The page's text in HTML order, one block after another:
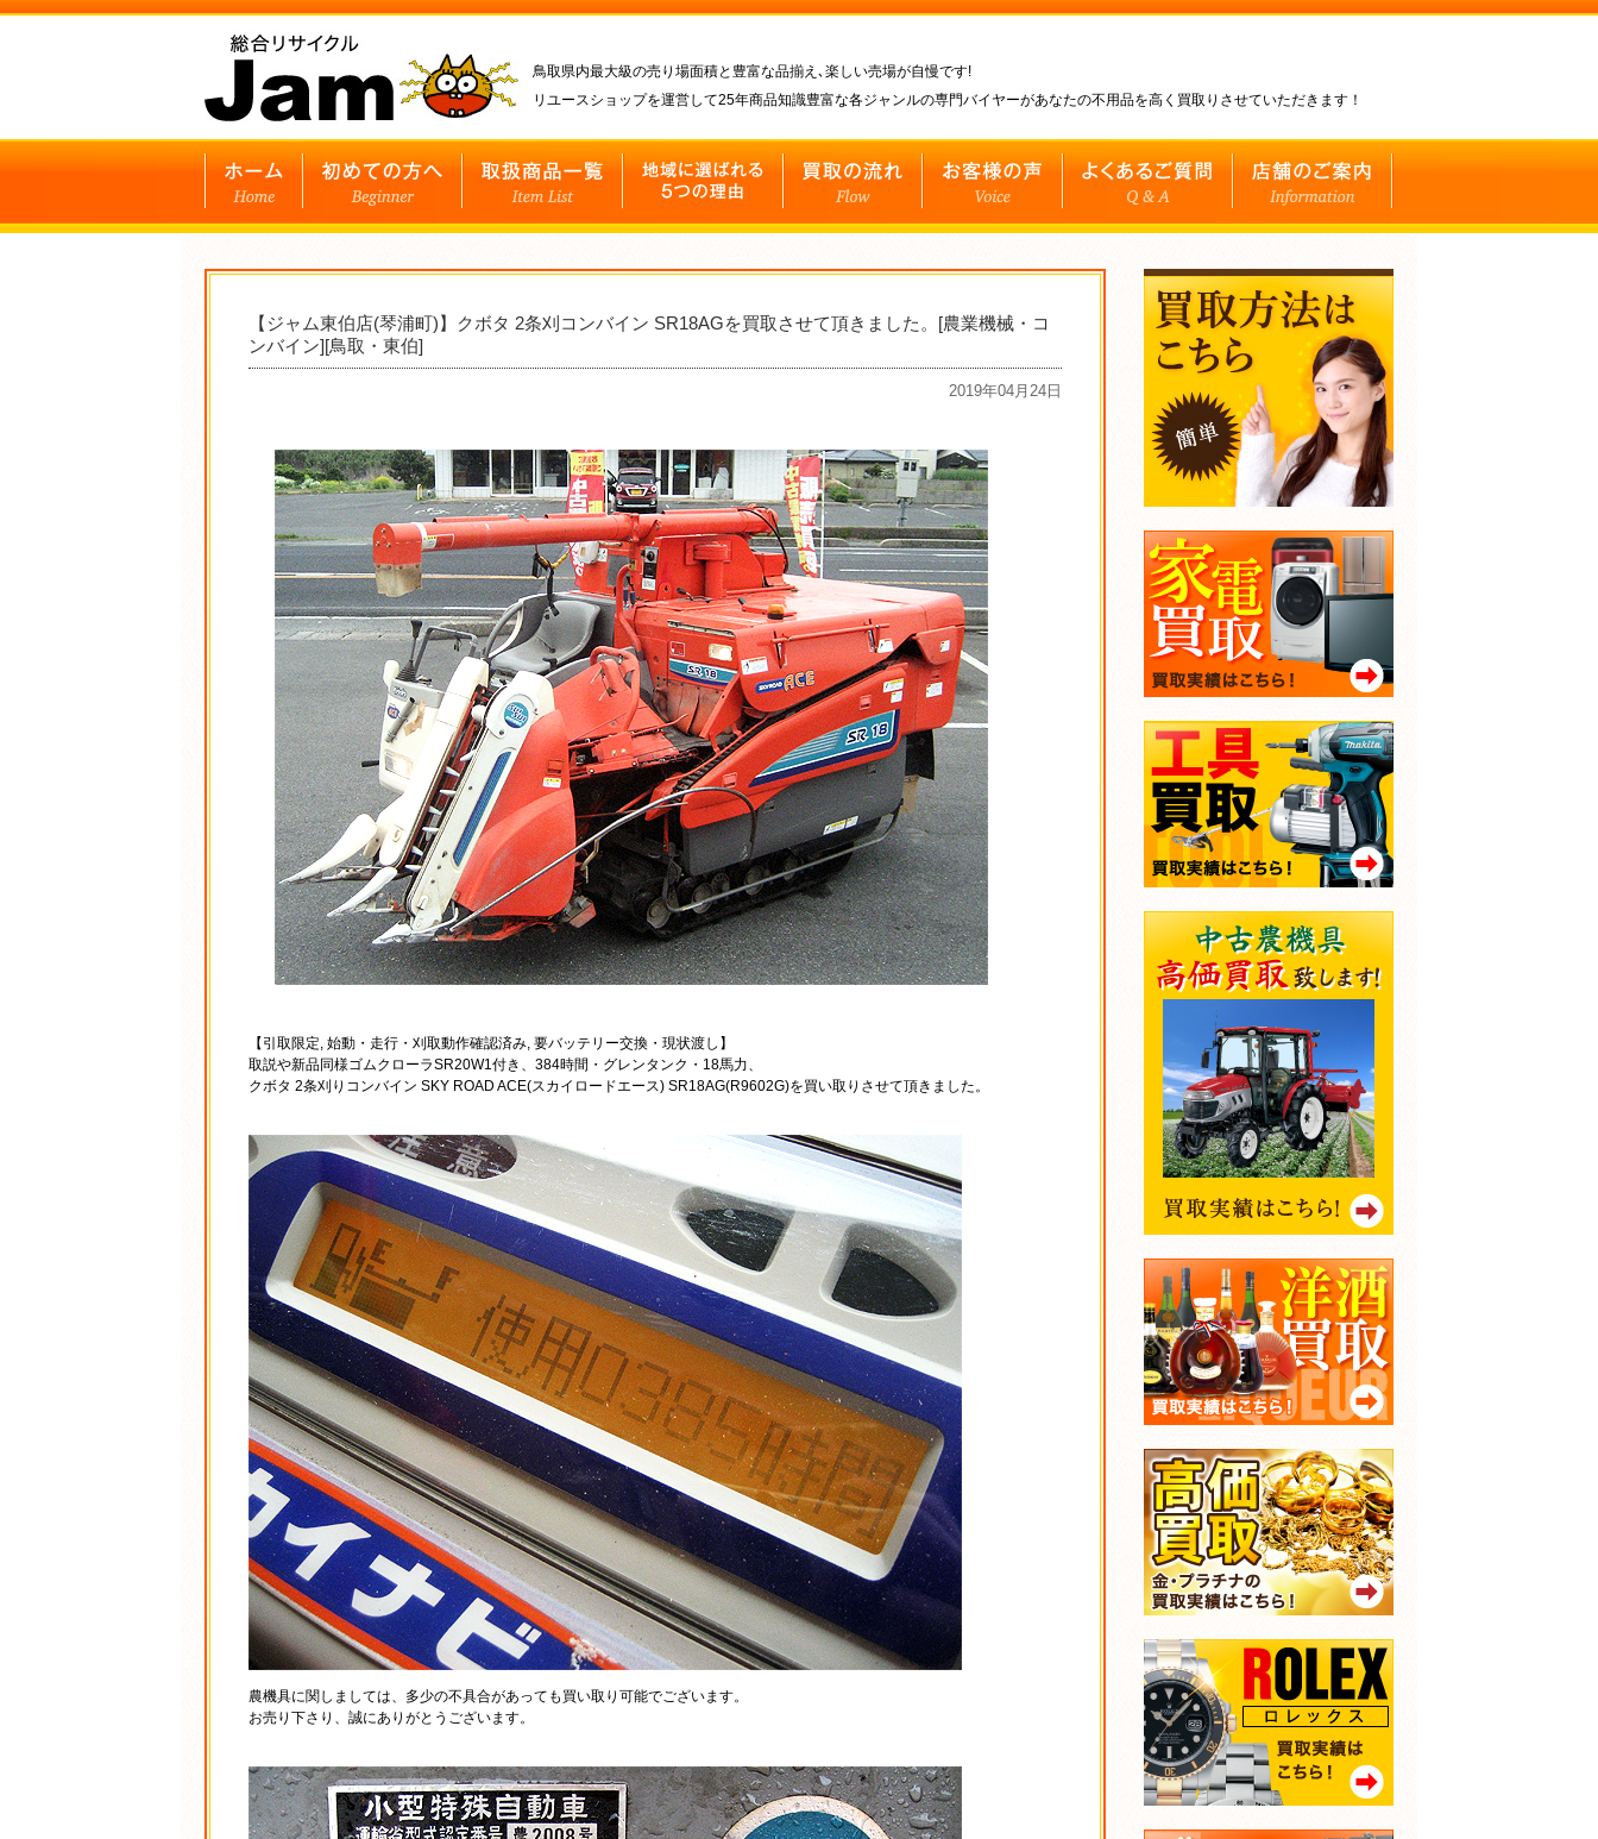
鳥取県内最大級の売り場面積と豊富な品揃え､楽しい売場が自慢です!
リユースショップを運営して25年商品知識豊富な各ジャンルの専門バイヤーがあなたの不用品を高く買取りさせていただきます！
【ジャム東伯店(琴浦町)】クボタ 2条刈コンバイン SR18AGを買取させて頂きました。[農業機械・コ
ンバイン][鳥取・東伯]
2019年04月24日
【引取限定, 始動・走行・刈取動作確認済み, 要バッテリー交換・現状渡し】
取説や新品同様ゴムクローラSR20W1付き、384時間・グレンタンク・18馬力、
クボタ 2条刈りコンバイン SKY ROAD ACE(スカイロードエース) SR18AG(R9602G)を買い取りさせて頂きました。
農機具に関しましては、多少の不具合があっても買い取り可能でございます。
お売り下さり、誠にありがとうございます。